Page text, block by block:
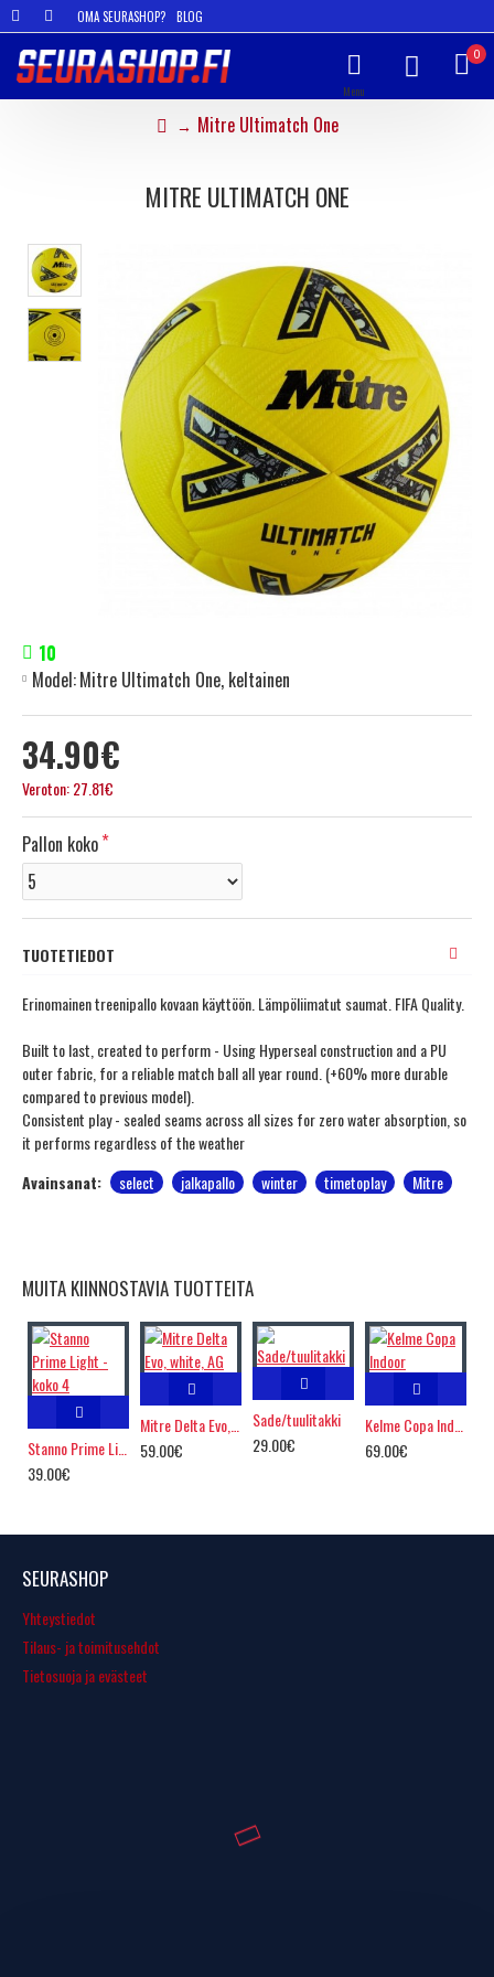
OMA SEURASHOP? BLOG
0
Mitre Ultimatch One
MITRE ULTIMATCH ONE
34.90€
Veroton: 27.81€
10
Model:Mitre Ultimatch One, keltainen
Pallon koko
TUOTETIEDOT
Erinomainen treenipallo kovaan käyttöön. Lämpöliimatut saumat. FIFA Quality.
Built to last, created to perform - Using Hyperseal construction and a PU
outer fabric, for a reliable match ball all year round. (+60% more durable
compared to previous model).
Consistent play - sealed seams across all sizes for zero water absorption, so
it performs regardless of the weather
Avainsanat:
select jalkapallo winter timetoplay Mitre
MUITA KIINNOSTAVIA TUOTTEITA
39.00€
59.00€
Sade/tuulitakki
29.00€
69.00€
SEURASHOP
Yhteystiedot
Tilaus- ja toimitusehdot
Tietosuoja ja evästeet